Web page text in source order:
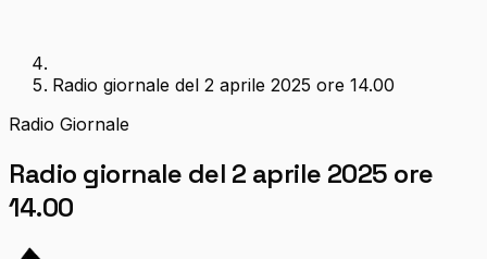
Radio giornale del 2 aprile 2025 ore 14.00
Radio Giornale
Radio giornale del 2 aprile 2025 ore
14.00